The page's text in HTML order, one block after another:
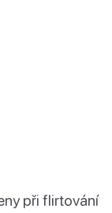
při flirtování